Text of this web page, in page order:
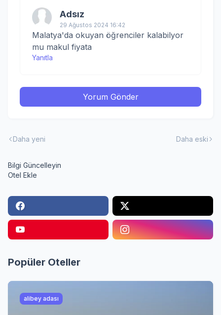
Adsız
29 Ağustos 2024 16:42
Malatya'da okuyan öğrenciler kalabilyor
mu makul fiyata
Yanıtla
Yorum Gönder
Daha yeni Daha eski
Bilgi Güncelleyin
Otel Ekle
Popüler Oteller
alibey adası